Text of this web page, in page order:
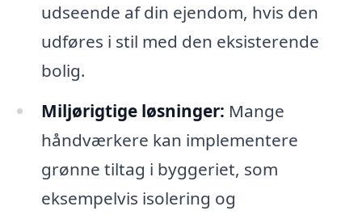
udseende af din ejendom, hvis den
udføres i stil med den eksisterende
bolig.
Miljørigtige løsninger: Mange
håndværkere kan implementere
grønne tiltag i byggeriet, som
eksempelvis isolering og